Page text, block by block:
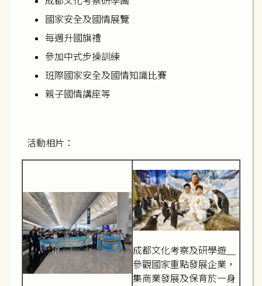
國家安全及國情展覽
每週升國旗禮
參加中式步操訓練
班際國家安全及國情知識比賽
親子國情講座等
活動相片：
成都文化考察及研學遊＿
參觀國家重點發展企業，
集商業發展及保育於一身